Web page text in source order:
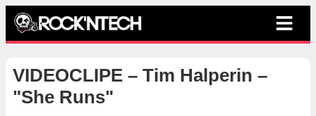
VIDEOCLIPE – Tim Halperin –
"She Runs"